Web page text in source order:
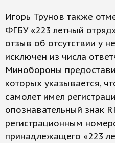
Игорь Трунов также
ФГБУ «223 летный
отзыв об отсутствии у
исключен из числа
Минобороны
которых указывается,
самолет имел
опознавательный знак
регистрационным
принадлежащего «223